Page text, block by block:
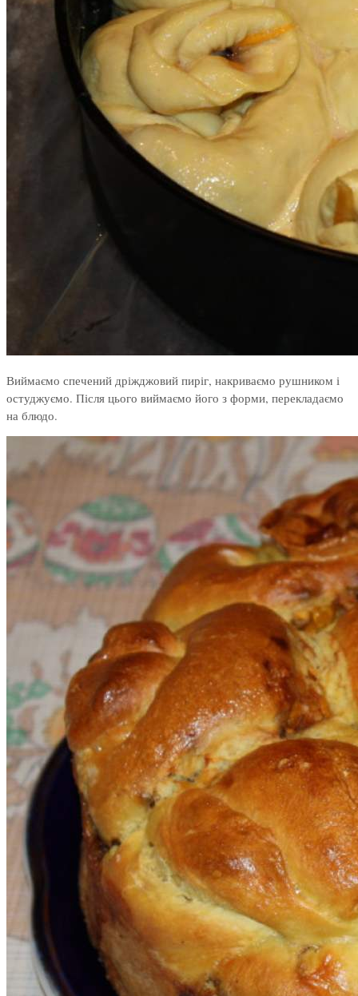
Виймаємо спечений дріжджовий пиріг, накриваємо рушником і
остуджуємо. Після цього виймаємо його з форми, перекладаємо
на блюдо.